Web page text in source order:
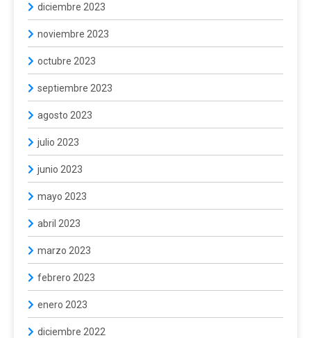
diciembre 2023
noviembre 2023
octubre 2023
septiembre 2023
agosto 2023
julio 2023
junio 2023
mayo 2023
abril 2023
marzo 2023
febrero 2023
enero 2023
diciembre 2022